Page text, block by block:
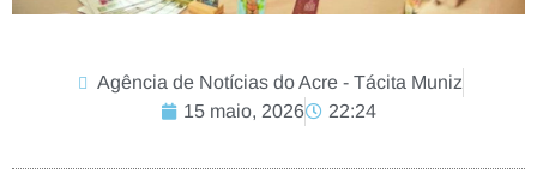
Agência de Notícias do Acre - Tácita Muniz
15 maio, 2026
22:24